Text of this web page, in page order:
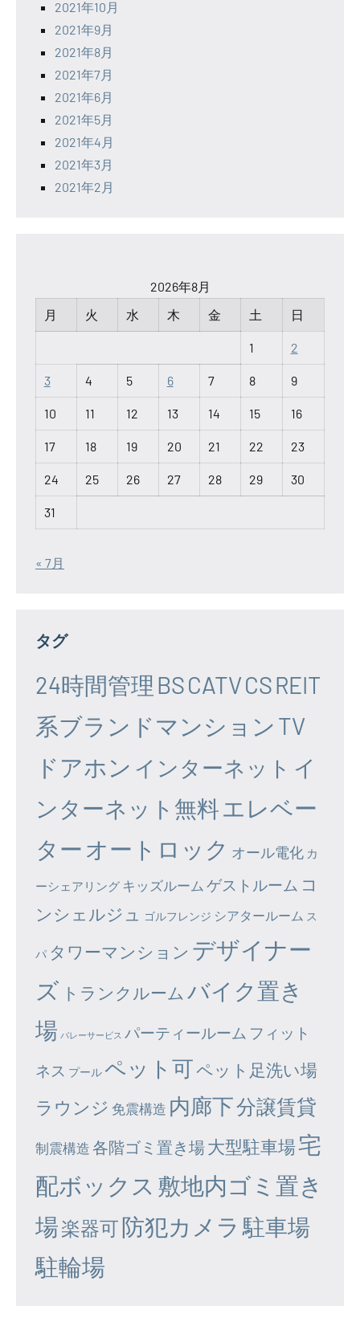
2021年10月
2021年9月
2021年8月
2021年7月
2021年6月
2021年5月
2021年4月
2021年3月
2021年2月
2026年8月
月
火 水 木 金 土 日
1 2
3 4 5 6 7 8 9
10 11 12 13 14 15 16
17 18 19 20 21 22 23
24 25 26 27 28 29 30
31
« 7月
タグ
24時間管理 BSCATVCSREIT
系ブランドマンション TV
ドアホン インターネット イ
ンターネット無料エレベー
ター オートロック オール電化 カ
ーシェアリング キッズルーム ゲストルーム コ
ンシェルジュ
ゴルフレンジ シアタールーム ス
パ タワーマンション デザイナー
ズ トランクルーム バイク置き
場 バレーサービス パーティールーム フィット
ネス プール ペット可ペット足洗い場
ラウンジ 免震構造 内廊下分譲賃貸
制震構造 各階ゴミ置き場大型駐車場宅
配ボックス 敷地内ゴミ置き
場楽器可防犯カメラ 駐車場
駐輪場